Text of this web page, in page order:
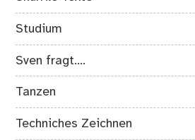
Studium
Sven fragt….
Tanzen
Techniches Zeichnen